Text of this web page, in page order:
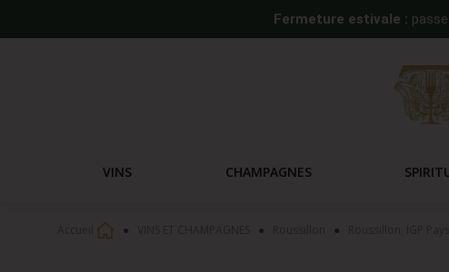
Fermeture estivale :
VINS CHAMPAGNES